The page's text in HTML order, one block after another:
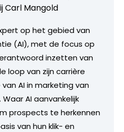
Carl Mangold
op het gebied van
(AI), met de focus op
inzetten van
loop van zijn carrière
AI in marketing van
AI aanvankelijk
prospects te herkennen
van hun klik- en